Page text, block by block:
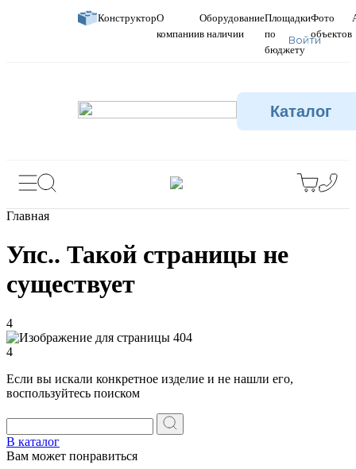
КонструкторО
компании
Оборудование
в наличии
Площадки
по
бюджету
Фото
объектов
Войти
Каталог
Главная
Упс.. Такой страницы не
существует
4
4
Если вы искали конкретное изделие и не нашли его,
воспользуйтесь поиском
В каталог
Вам может понравиться